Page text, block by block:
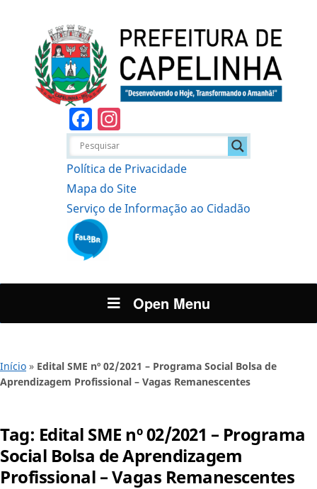
Facebook
Política de Privacidade
Mapa do Site
Serviço de Informação ao Cidadão
Open Menu
Início » Edital SME nº 02/2021 – Programa Social Bolsa de
Aprendizagem Profissional – Vagas Remanescentes
Tag: Edital SME nº 02/2021 – Programa
Social Bolsa de Aprendizagem
Profissional – Vagas Remanescentes